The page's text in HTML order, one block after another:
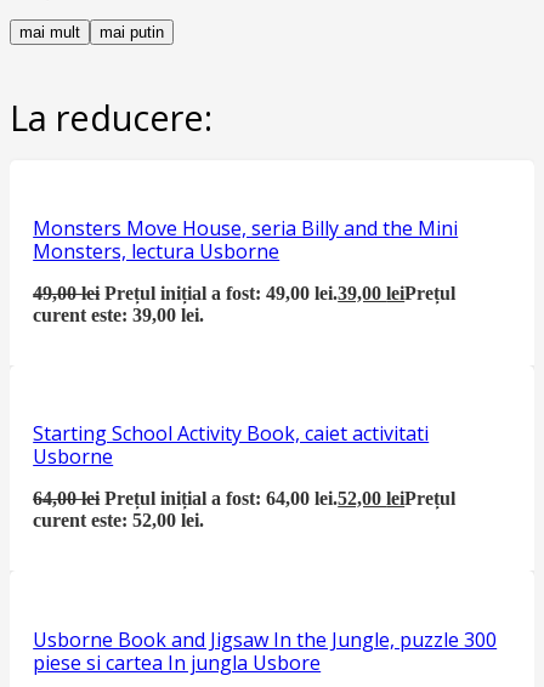
mai mult mai putin
La reducere:
Monsters Move House, seria Billy and the Mini
Monsters, lectura Usborne
49,00lei Prețul inițial a fost: 49,00 lei.39,00leiPrețul
curent este: 39,00 lei.
Starting School Activity Book, caiet activitati
Usborne
64,00lei Prețul inițial a fost: 64,00 lei.52,00leiPrețul
curent este: 52,00 lei.
Usborne Book and Jigsaw In the Jungle, puzzle 300
piese si cartea In jungla Usbore